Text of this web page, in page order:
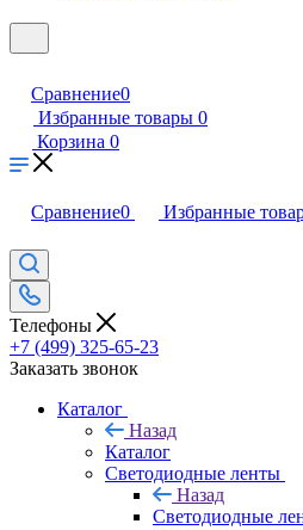
Сравнение0
Избранные товары 0
Корзина 0
Сравнение0 Избранные
Телефоны
+7 (499) 325-65-23
Заказать звонок
Каталог
Назад
Каталог
Светодиодные ленты
Назад
Светодиодные